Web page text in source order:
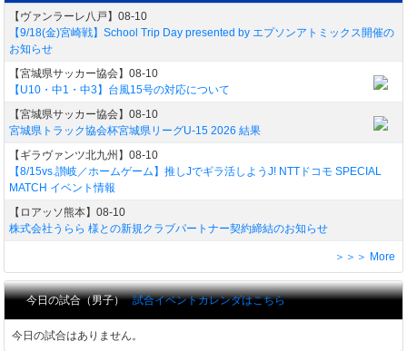
【ヴァンラーレ八戸】08-10
【9/18(金)宮崎戦】School Trip Day presented by エプソンアトミックス開催の
お知らせ
【宮城県サッカー協会】08-10
【U10・中1・中3】台風15号の対応について
【宮城県サッカー協会】08-10
宮城県トラック協会杯宮城県リーグU-15 2026 結果
【ギラヴァンツ北九州】08-10
【8/15vs.讃岐／ホームゲーム】推しJでギラ活しようJ! NTTドコモ SPECIAL
MATCH イベント情報
【ロアッソ熊本】08-10
株式会社うらら 様との新規クラブパートナー契約締結のお知らせ
＞＞＞ More
今日の試合（男子） 試合イベントカレンダはこちら
今日の試合はありません。